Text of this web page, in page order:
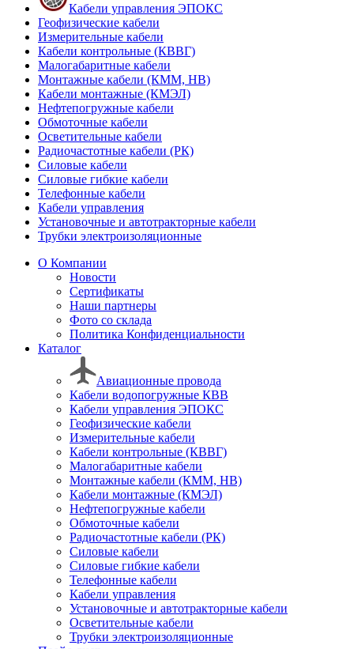
Кабели управления ЭПОКС
Геофизические кабели
Измерительные кабели
Кабели контрольные (КВВГ)
Малогабаритные кабели
Монтажные кабели (КММ, НВ)
Кабели монтажные (КМЭЛ)
Нефтепогружные кабели
Обмоточные кабели
Осветительные кабели
Радиочастотные кабели (РК)
Силовые кабели
Силовые гибкие кабели
Телефонные кабели
Кабели управления
Установочные и автотракторные кабели
Трубки электроизоляционные
О Компании
Новости
Сертификаты
Наши партнеры
Фото со склада
Политика Конфиденциальности
Каталог
Авиационные провода
Кабели водопогружные КВВ
Кабели управления ЭПОКС
Геофизические кабели
Измерительные кабели
Кабели контрольные (КВВГ)
Малогабаритные кабели
Монтажные кабели (КММ, НВ)
Кабели монтажные (КМЭЛ)
Нефтепогружные кабели
Обмоточные кабели
Радиочастотные кабели (РК)
Силовые кабели
Силовые гибкие кабели
Телефонные кабели
Кабели управления
Установочные и автотракторные кабели
Осветительные кабели
Трубки электроизоляционные